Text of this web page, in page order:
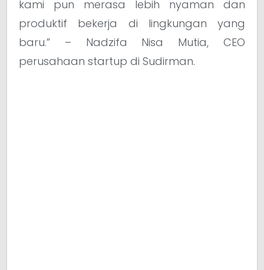
kami pun merasa lebih nyaman dan
produktif bekerja di lingkungan yang
baru.” – Nadzifa Nisa Mutia, CEO
perusahaan startup di Sudirman.